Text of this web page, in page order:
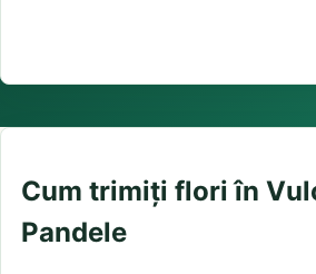
Cum trimiți flori în
Pandele